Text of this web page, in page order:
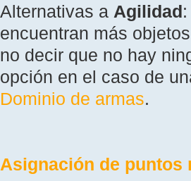
Alternativas a Agilidad
encuentran más
no decir que no hay
opción en el caso de
Dominio de armas.
Asignación de puntos